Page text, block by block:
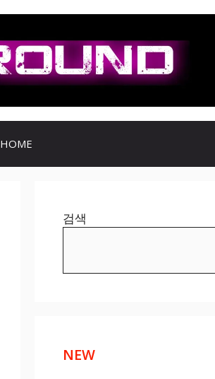
HOME
검색
NEW